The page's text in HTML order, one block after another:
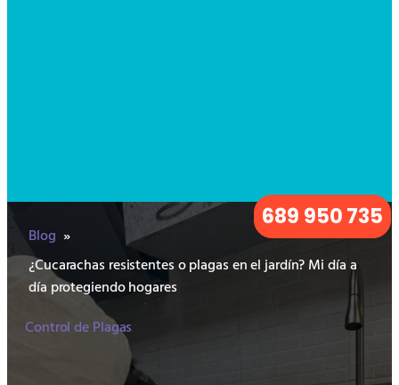
689 950 735
Blog »
¿Cucarachas resistentes o plagas en el jardín? Mi día a
día protegiendo hogares
Control de Plagas